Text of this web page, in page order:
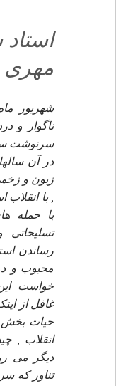
مهرى
شهريور
ناگوار و
سرنوشت
در آن
زبون و
, با
با حمله
رساندن
محبوب و
خواست
غافل از
حيات بخش
انقلاب ,
ديگر مى
تناور كه